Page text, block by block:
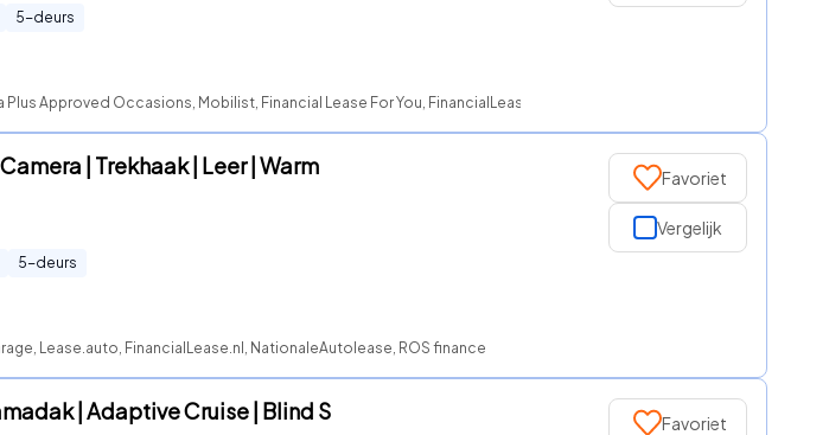
5-deurs
Approved Occasions, Mobilist, Financial Lease For You, FinancialLease.nl, ROS finance
| Trekhaak | Leer | Warm
5-deurs
Lease.auto, FinancialLease.nl, NationaleAutolease, ROS finance
Favoriet
Vergelijk
| Adaptive Cruise | Blind S Favoriet